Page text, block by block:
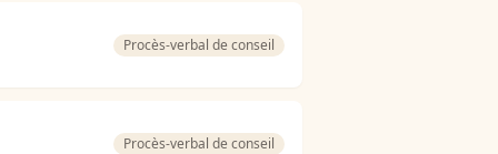
Procès-verbal de conseil
Procès-verbal de conseil